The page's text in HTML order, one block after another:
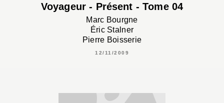
Voyageur - Présent - Tome 04
Marc Bourgne
Éric Stalner
Pierre Boisserie
12/11/2009